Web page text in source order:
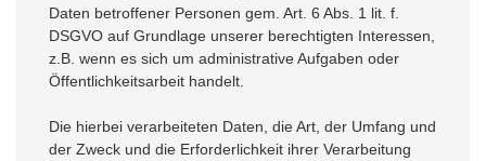
Daten betroffener Personen gem. Art. 6 Abs. 1 lit. f.
DSGVO auf Grundlage unserer berechtigten Interessen,
z.B. wenn es sich um administrative Aufgaben oder
Öffentlichkeitsarbeit handelt.
Die hierbei verarbeiteten Daten, die Art, der Umfang und
der Zweck und die Erforderlichkeit ihrer Verarbeitung